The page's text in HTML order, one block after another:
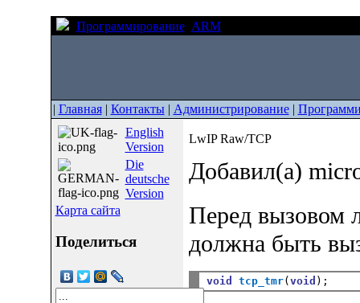
Программирование ARM
| Главная| Контакты| Администрирование|
English
Version
Die
deutsche
Version
Карта сайта
Поделиться
LwIP Raw/TCP
Добавил(а)
Перед вызовом
должна быть
void tcp_tmr( void